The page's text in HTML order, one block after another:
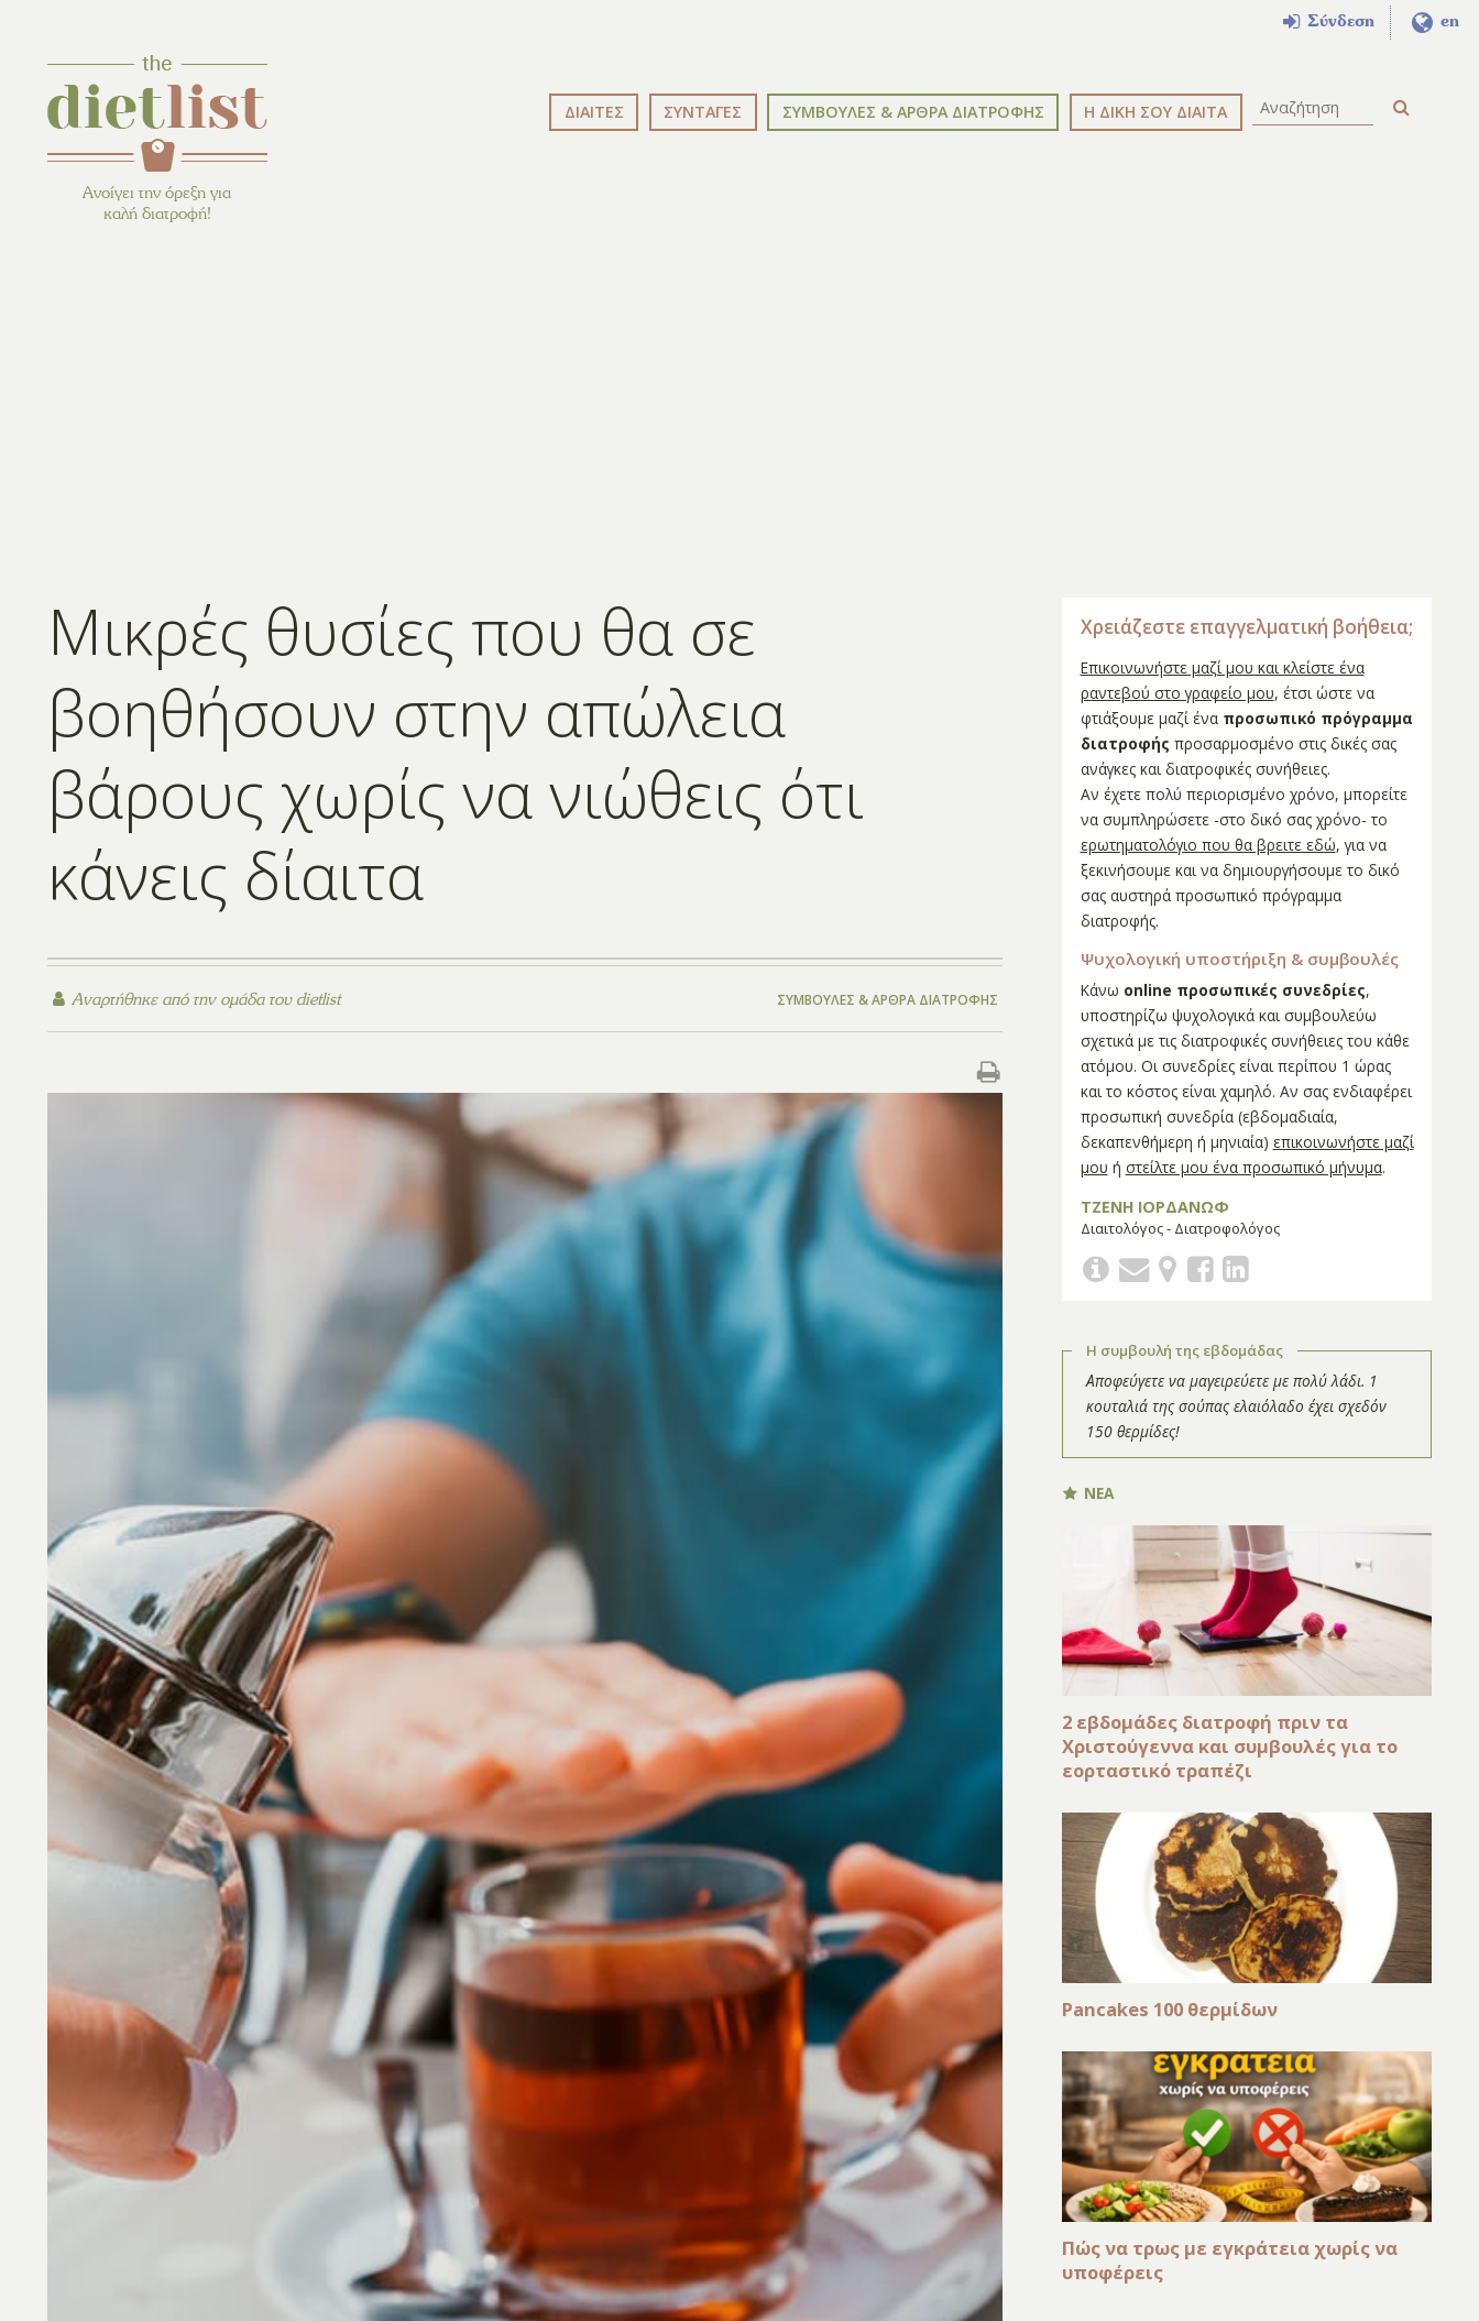
en
Σύνδεση
Ανοίγει την όρεξη για
καλή διατροφή!
ΔΙΑΙΤΕΣ ΣΥΝΤΑΓΕΣ ΣΥΜΒΟΥΛΕΣ & ΑΡΘΡΑ ΔΙΑΤΡΟΦΗΣ Η ΔΙΚΗ ΣΟΥ ΔΙΑΙΤΑ
Μικρές θυσίες που θα σε
βοηθήσουν στην απώλεια
βάρους χωρίς να νιώθεις ότι
κάνεις δίαιτα
Αναρτήθηκε από τηνομάδα του dietlist ΣΥΜΒΟΥΛΈΣ & ΆΡΘΡΑ ΔΙΑΤΡΟΦΉΣ
Χρειάζεστε επαγγελματική βοήθεια;
Επικοινωνήστε μαζί μου και κλείστε ένα
ραντεβού στο γραφείο μου, έτσι ώστε να
φτιάξουμε μαζί ένα προσωπικό πρόγραμμα
διατροφής προσαρμοσμένο στις δικές σας
ανάγκες και διατροφικές συνήθειες.
Αν έχετε πολύ περιορισμένο χρόνο, μπορείτε
να συμπληρώσετε -στο δικό σας χρόνο- το
ερωτηματολόγιο που θα βρειτε εδώ, για να
ξεκινήσουμε και να δημιουργήσουμε το δικό
σας αυστηρά προσωπικό πρόγραμμα
διατροφής.
Ψυχολογική υποστήριξη & συμβουλές
Κάνω online προσωπικές συνεδρίες,
υποστηρίζω ψυχολογικά και συμβουλεύω
σχετικά με τις διατροφικές συνήθειες του κάθε
ατόμου. Οι συνεδρίες είναι περίπου 1 ώρας
και το κόστος είναι χαμηλό. Αν σας ενδιαφέρει
προσωπική συνεδρία (εβδομαδιαία,
δεκαπενθήμερη ή μηνιαία) επικοινωνήστε μαζί
μου ή στείλτε μου ένα προσωπικό μήνυμα.
ΤΖΕΝΗ ΙΟΡΔΑΝΩΦ
Διαιτολόγος - Διατροφολόγος
Η συμβουλή της εβδομάδας
Αποφεύγετε να μαγειρεύετε με πολύ λάδι. 1
κουταλιά της σούπας ελαιόλαδο έχει σχεδόν
150 θερμίδες!
ΝΕΑ
2 εβδομάδες διατροφή πριν τα
Χριστούγεννα και συμβουλές για το
εορταστικό τραπέζι
Pancakes 100 θερμίδων
Πώς να τρως με εγκράτεια χωρίς να
υποφέρεις